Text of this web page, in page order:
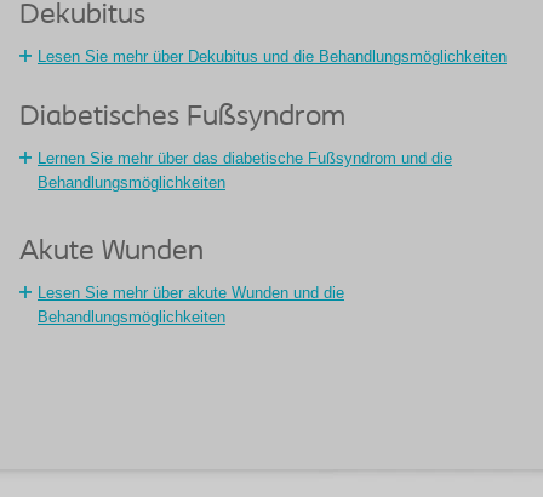
Dekubitus
Lesen Sie mehr über Dekubitus und die Behandlungsmöglichkeiten
Diabetisches Fußsyndrom
Lernen Sie mehr über das diabetische Fußsyndrom und die
Behandlungsmöglichkeiten
Akute Wunden
Lesen Sie mehr über akute Wunden und die
Behandlungsmöglichkeiten